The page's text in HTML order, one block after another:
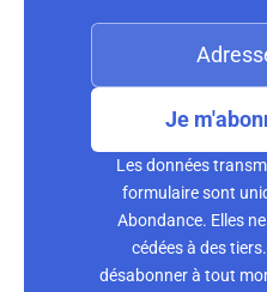
Je
Les données
formulaire sont
Abondance. Elles
cédées à des
désabonner à tout